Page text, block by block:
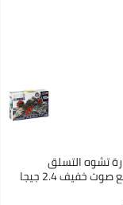
تشوه التسلق
الملتوية مع صوت خفيف 2.4 جيجا